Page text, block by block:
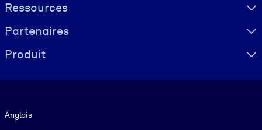
Ressources
Partenaires
Produit
Anglais